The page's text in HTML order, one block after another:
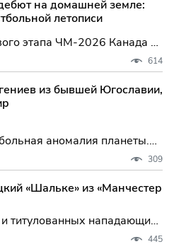
на домашней земле:
летописи
этапа ЧМ-2026 Канада –
разбор системы
прагматизма Сергея
сценарий
614
из бывшей Югославии,
аномалия планеты.
Югославии не
величайших «европейских
наглость и характер
мирового футбола.
309
«Шальке» из «Манчестер
титулованных нападающих
стал игроком
445